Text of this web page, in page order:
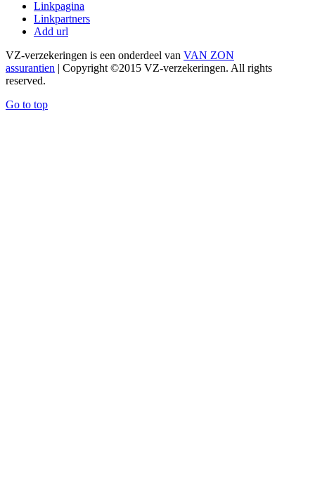
Linkpagina
Linkpartners
Add url
VZ-verzekeringen is een onderdeel van VAN ZON
assurantien | Copyright ©2015 VZ-verzekeringen. All rights
reserved.
Go to top